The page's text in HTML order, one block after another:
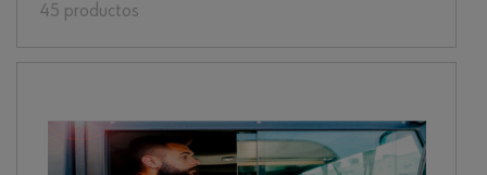
45 productos